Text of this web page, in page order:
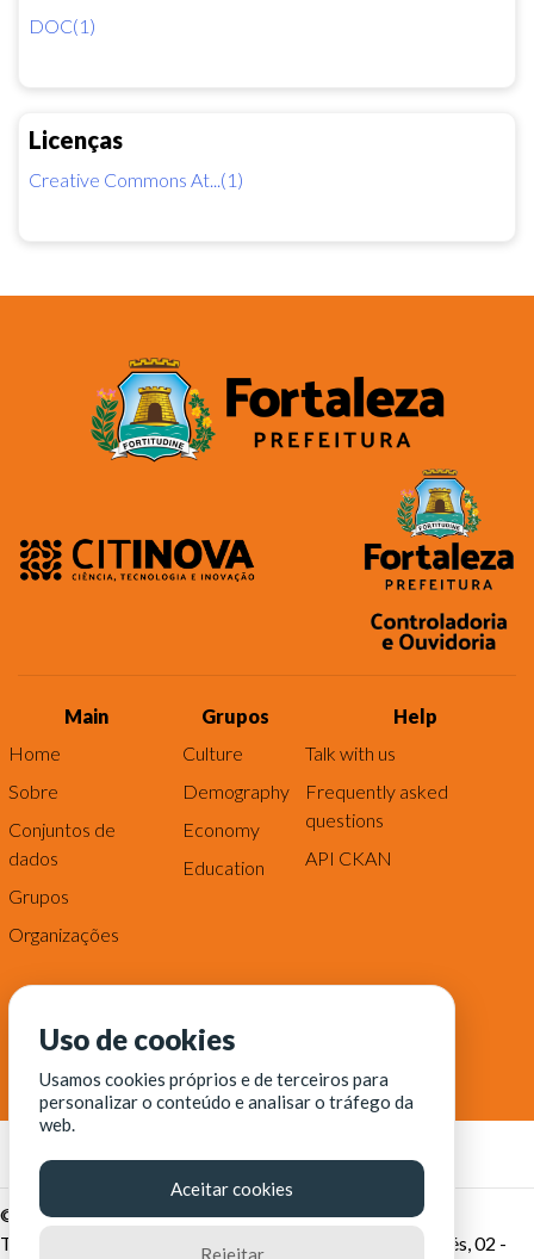
DOC(1)
Licenças
Creative Commons At...(1)
Main
Home
Sobre
Conjuntos de
dados
Grupos
Organizações
Grupos
Culture
Demography
Economy
Education
Help
Talk with us
Frequently asked
questions
API CKAN
© Fortaleza Digital || CITINOVA - Fundação de Ciência,
Tecnologia e Inovação de Fortaleza - Rua dos Tremembés, 02 -
Uso de cookies
Usamos cookies próprios e de terceiros para
personalizar o conteúdo e analisar o tráfego da
web.
Aceitar cookies
Rejeitar